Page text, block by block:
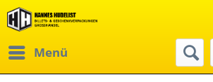
Menü